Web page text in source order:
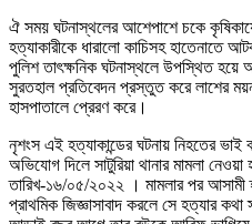
ঐ সময় ঘটনাস্থলের আশেপাশে চকে
হত্যাকারীকে ধারালো কাচিসহ হাতেনাতে
পুলিশ তাৎক্ষনিক ঘটনাস্থলে উপস্থিত
সুরতহাল প্রতিবেদন প্রস্তুত করে লাশের
হাসপাতালে প্রেরণ করে।
নৃশংস এই হত্যাকান্ডের ঘটনায় নিহতের ভাই
অভিযোগ দিলে সাটুরিয়া থানার মামলা
তারিখ-১৬/০৫/২০২২ । মামলার পর আসামী
প্রাথমিক জিজ্ঞাসাবাদ করলে সে হত্যার